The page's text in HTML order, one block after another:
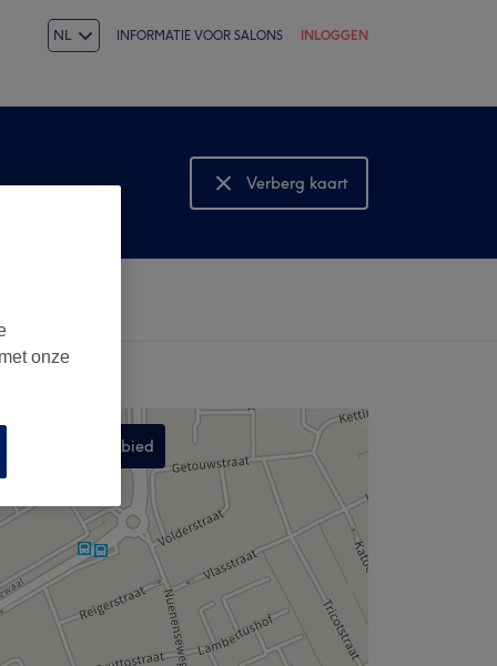
NL INFORMATIE VOOR SALONS INLOGGEN
Verberg kaart
Bekijk kaart
Zoek dit gebied
onze